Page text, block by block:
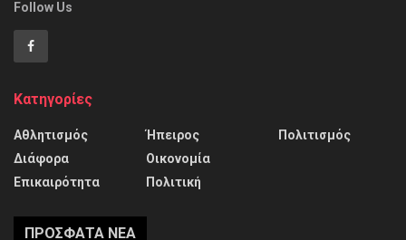
Follow Us
Κατηγορίες
Αθλητισμός
Διάφορα
Επικαιρότητα
Ήπειρος
Οικονομία
Πολιτική
Πολιτισμός
ΠΡΌΣΦΑΤΑ ΝΈΑ